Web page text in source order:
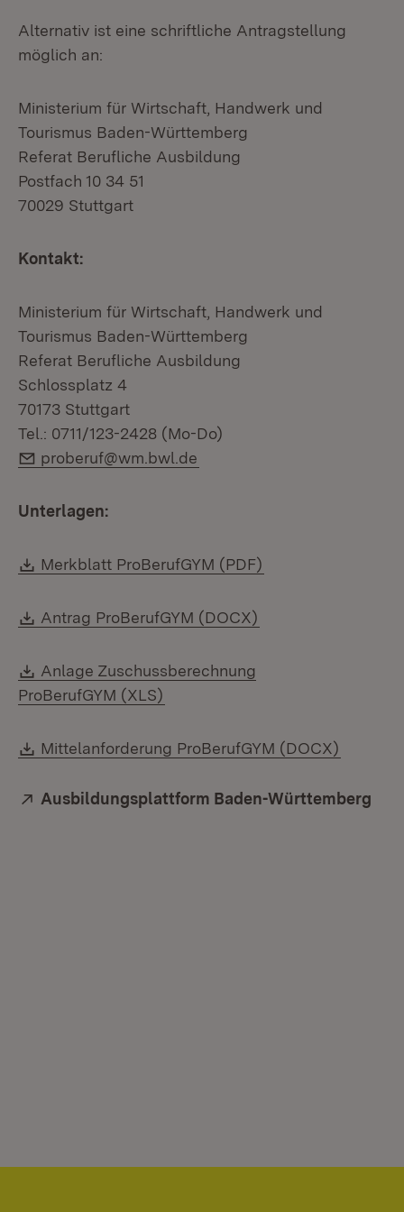
Alternativ ist eine schriftliche Antragstellung
möglich an:
Ministerium für Wirtschaft, Handwerk und
Tourismus Baden-Württemberg
Referat Berufliche Ausbildung
Postfach 10 34 51
70029 Stuttgart
Kontakt:
Ministerium für Wirtschaft, Handwerk und
Tourismus Baden-Württemberg
Referat Berufliche Ausbildung
Schlossplatz 4
70173 Stuttgart
Tel.: 0711/123-2428 (Mo-Do)
E-Mail:
proberuf@wm.bwl.de
Unterlagen:
Download:
Merkblatt ProBerufGYM (PDF)
Download:
Antrag ProBerufGYM (DOCX)
Download:
Anlage Zuschussberechnung
ProBerufGYM (XLS)
Download:
Mittelanforderung ProBerufGYM (DOCX)
Extern:
Ausbildungsplattform Baden-Württemberg